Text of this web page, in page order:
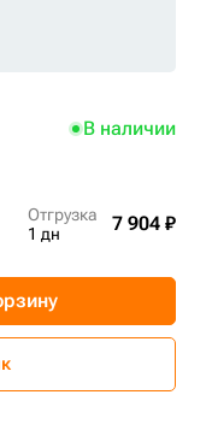
В наличии
Отгрузка
1 дн
7 904 ₽